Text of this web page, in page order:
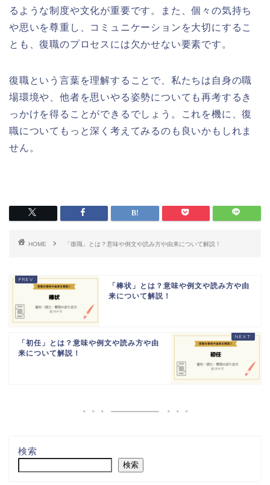
るような制度や文化が重要です。また、個々の気持ち
や思いを尊重し、コミュニケーションを大切にするこ
とも、復職のプロセスには欠かせない要素です。
復職という言葉を理解することで、私たちは自身の職
場環境や、他者を思いやる姿勢についても再考するき
っかけを得ることができるでしょう。これを機に、復
職についてもっと深く考えてみるのも良いかもしれま
せん。
HOME 「復職」とは？意味や例文や読み方や由来について解説！
「棒状」とは？意味や例文や読み方や由
来について解説！
「初任」とは？意味や例文や読み方や由
来について解説！
検索
検索